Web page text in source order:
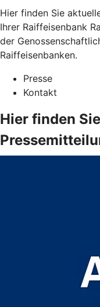
Hier finden Sie
Ihrer Raiffeisenbank
der
Raiffeisenbanken.
Presse
Kontakt
Hier finden